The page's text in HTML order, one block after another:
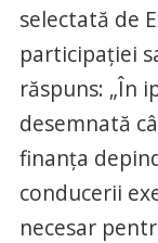
selectată de
participaţiei
răspuns: „În
desemnată
finanţa
conducerii
necesar